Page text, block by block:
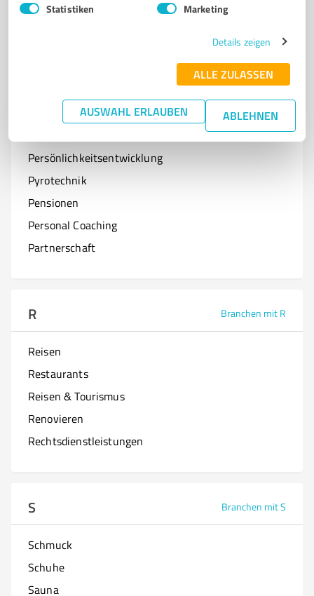
Statistiken Marketing
Details zeigen
ALLE ZULASSEN
AUSWAHL ERLAUBEN ABLEHNEN
Onlineshops
Branchen mit P
Persönlichkeitsentwicklung
Pyrotechnik
Pensionen
Personal Coaching
Partnerschaft
R Branchen mit R
Reisen
Restaurants
Reisen & Tourismus
Renovieren
Rechtsdienstleistungen
S Branchen mit S
Schmuck
Schuhe
Sauna